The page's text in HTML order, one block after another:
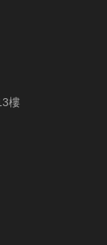
樓